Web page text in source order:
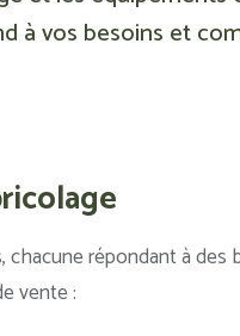
à vos besoins et
répondant à des
vente :